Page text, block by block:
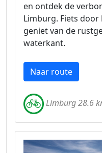
en ontdek de
Limburg. Fiets
geniet van de
waterkant.
Naar route
Limburg 28.6